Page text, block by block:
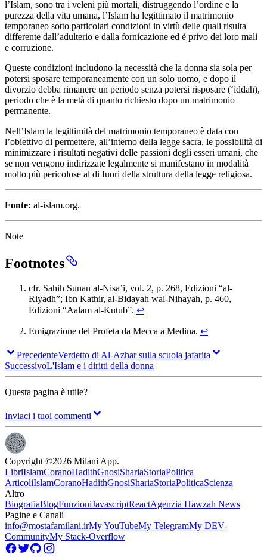
l’Islam, sono tra i veleni più mortali, distruggendo l’ordine e la
purezza della vita umana, l’Islam ha legittimato il matrimonio
temporaneo sotto particolari condizioni in virtù delle quali risulta
differente dall’adulterio e dalla fornicazione ed è privo dei loro mali
e corruzione.
Queste condizioni includono la necessità che la donna sia sola per
potersi sposare temporaneamente con un solo uomo, e dopo il
divorzio debba rimanere un periodo senza potersi risposare (‘iddah),
periodo che è la metà di quanto richiesto dopo un matrimonio
permanente.
Nell’Islam la legittimità del matrimonio temporaneo è data con
l’obiettivo di permettere, all’interno della legge sacra, le possibilità di
minimizzare i risultati negativi delle passioni degli esseri umani, che
se non vengono indirizzate legalmente si manifestano in modalità
molto più pericolose al di fuori della struttura della legge religiosa.
Fonte: al-islam.org.
Note
Footnotes
cfr. Sahih Sunan al-Nisa’i, vol. 2, p. 268, Edizioni “al-
Riyadh”; Ibn Kathir, al-Bidayah wal-Nihayah, p. 460,
Edizioni “Aalam al-Kutub”. ↩
Emigrazione del Profeta da Mecca a Medina. ↩
PrecedenteVerdetto di Al-Azhar sulla scuola jafarita
SuccessivoL'Islam e i diritti della donna
Questa pagina è utile?
Inviaci i tuoi commenti
Copyright ©2026 Milani App.
LibriIslamCoranoHadithGnosiShariaStoriaPolitica
ArticoliIslamCoranoHadithGnosiShariaStoriaPoliticaScienza
Altro
BiografiaBlogFunzioniJavascriptReactAgenzia Hawzah News
Pagine e Canali
info@mostafamilani.irMy YouTubeMy TelegramMy DEV-
CommunityMy Stack-Overflow